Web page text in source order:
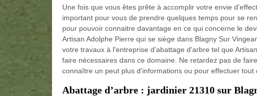
Une fois que vous êtes prête à accomplir votre envie
important pour vous de prendre quelques temps pour se
pour pouvoir connaitre davantage en ce qui concerne le
Artisan Adolphe Pierre qui se siège dans Blagny Sur
votre travaux à l'entreprise d'abattage d'arbre tel que
faire nécessaires dans ce domaine. Ne retardez pas de
connaître un peut plus d'informations ou pour effectuer tout
Abattage d’arbre : jardinier 21310 sur